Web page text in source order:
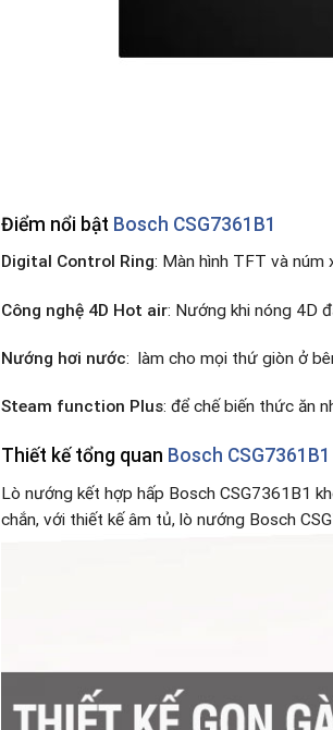
Điểm nổi bật Bosch CSG7361B1
Digital Control Ring: Màn hình TFT và núm
Công nghệ 4D Hot air: Nướng khi nóng 4D
Nướng hơi nước: làm cho mọi thứ giòn ở
Steam function Plus: để chế biến thức ăn
Thiết kế tổng quan Bosch CSG7361B1
Lò nướng kết hợp hấp Bosch CSG7361B1
chắn, với thiết kế âm tủ, lò nướng Bosch